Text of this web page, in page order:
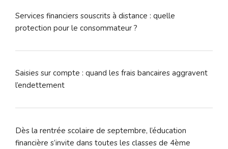
Services financiers souscrits à distance : quelle
protection pour le consommateur ?
Saisies sur compte : quand les frais bancaires aggravent
l’endettement
Dès la rentrée scolaire de septembre, l’éducation
financière s’invite dans toutes les classes de 4ème